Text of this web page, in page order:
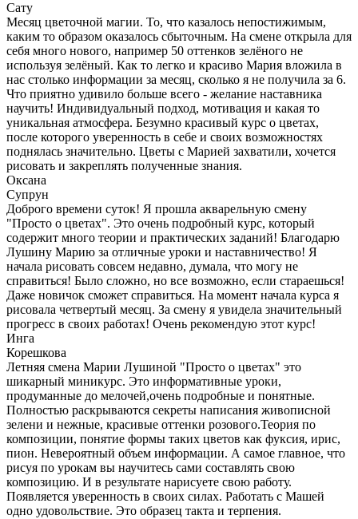
Сату
Месяц цветочной магии. То, что казалось непостижимым,
каким то образом оказалось сбыточным. На смене открыла для
себя много нового, например 50 оттенков зелёного не
используя зелёный. Как то легко и красиво Мария вложила в
нас столько информации за месяц, сколько я не получила за 6.
Что приятно удивило больше всего - желание наставника
научить! Индивидуальный подход, мотивация и какая то
уникальная атмосфера. Безумно красивый курс о цветах,
после которого уверенность в себе и своих возможностях
поднялась значительно. Цветы с Марией захватили, хочется
рисовать и закреплять полученные знания.
Оксана
Супрун
Доброго времени суток! Я прошла акварельную смену
"Просто о цветах". Это очень подробный курс, который
содержит много теории и практических заданий! Благодарю
Лушину Марию за отличные уроки и наставничество! Я
начала рисовать совсем недавно, думала, что могу не
справиться! Было сложно, но все возможно, если стараешься!
Даже новичок сможет справиться. На момент начала курса я
рисовала четвертый месяц. За смену я увидела значительный
прогресс в своих работах! Очень рекомендую этот курс!
Инга
Корешкова
Летняя смена Марии Лушиной "Просто о цветах" это
шикарный миникурс. Это информативные уроки,
продуманные до мелочей,очень подробные и понятные.
Полностью раскрываются секреты написания живописной
зелени и нежные, красивые оттенки розового.Теория по
композиции, понятие формы таких цветов как фуксия, ирис,
пион. Невероятный объем информации. А самое главное, что
рисуя по урокам вы научитесь сами составлять свою
композицию. И в результате нарисуете свою работу.
Появляется уверенность в своих силах. Работать с Машей
одно удовольствие. Это образец такта и терпения.